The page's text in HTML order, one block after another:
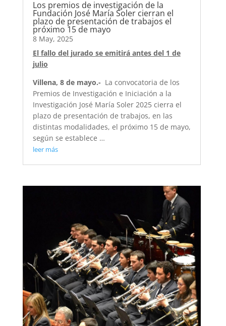
Los premios de investigación de la
Fundación José María Soler cierran el
plazo de presentación de trabajos el
próximo 15 de mayo
8 May, 2025
El fallo del jurado se emitirá antes del 1 de
julio
Villena, 8 de mayo.- La convocatoria de los
Premios de Investigación e Iniciación a la
Investigación José María Soler 2025 cierra el
plazo de presentación de trabajos, en las
distintas modalidades, el próximo 15 de mayo,
según se establece …
leer más